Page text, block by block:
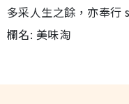
多采人生之餘，亦奉
欄名: 美味淘